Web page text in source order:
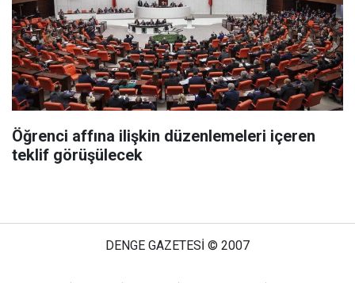
Öğrenci affına ilişkin düzenlemeleri içeren
teklif görüşülecek
DENGE GAZETESİ © 2007